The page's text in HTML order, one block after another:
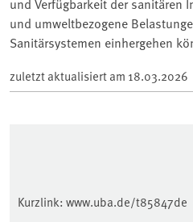
und umweltbezogene
Sanitärsystemen einhergehen
zuletzt aktualisiert am 18.03.2026
Kurzlink: www.uba.de/t85847de